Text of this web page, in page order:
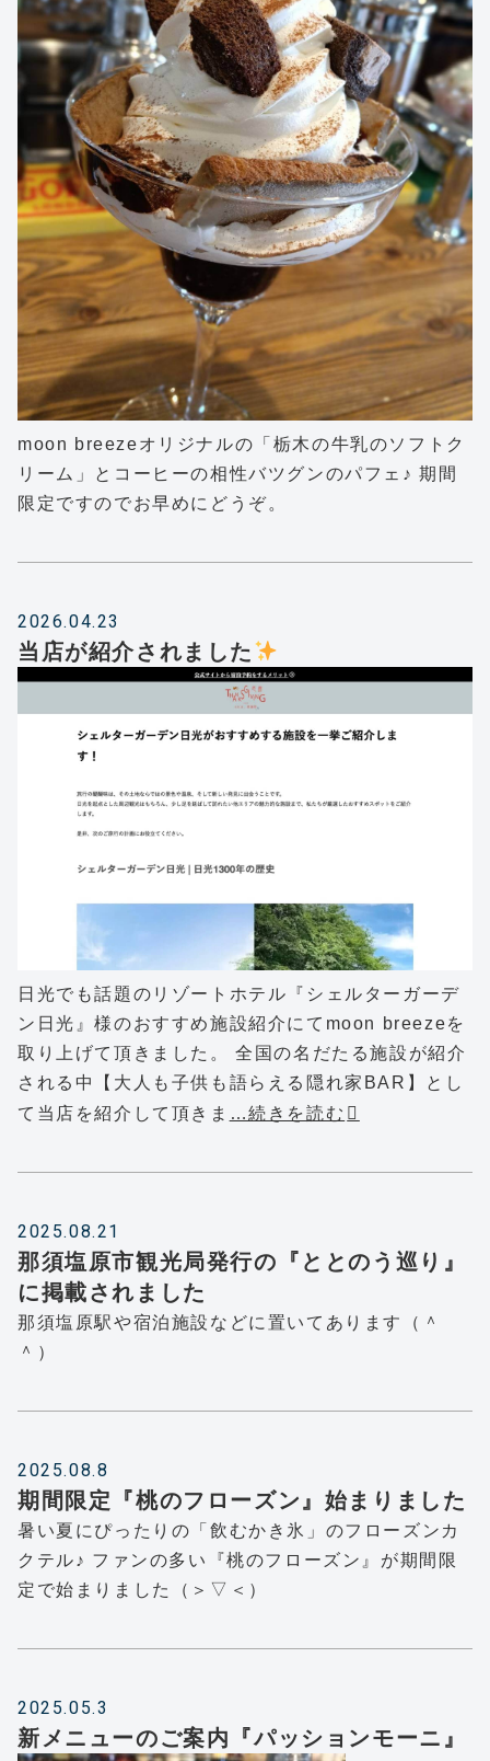
moon breezeオリジナルの「栃木の牛乳のソフトク
リーム」とコーヒーの相性バツグンのパフェ♪ 期間
限定ですのでお早めにどうぞ。
2026.04.23
当店が紹介されました
日光でも話題のリゾートホテル『シェルターガーデ
ン日光』様のおすすめ施設紹介にてmoon breezeを
取り上げて頂きました。 全国の名だたる施設が紹介
される中【大人も子供も語らえる隠れ家BAR】とし
て当店を紹介して頂きま …続きを読む
2025.08.21
那須塩原市観光局発行の『ととのう巡り』
に掲載されました
那須塩原駅や宿泊施設などに置いてあります（＾
＾）
2025.08.8
期間限定『桃のフローズン』始まりました
暑い夏にぴったりの「飲むかき氷」のフローズンカ
クテル♪ ファンの多い『桃のフローズン』が期間限
定で始まりました（＞▽＜）
2025.05.3
新メニューのご案内『パッションモーニ』